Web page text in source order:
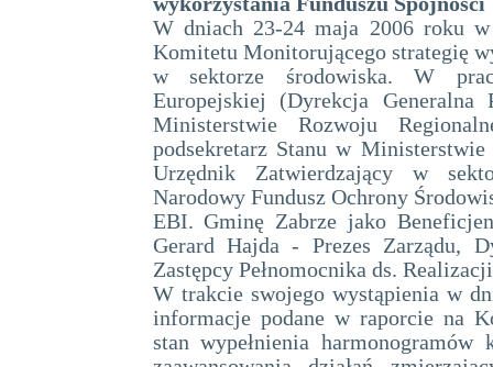
W dniach 23-24 maja 2006 roku w
Komitetu Monitorującego strategię
w sektorze środowiska. W
Europejskiej (Dyrekcja
Ministerstwie Rozwoju
podsekretarz Stanu w
Urzędnik Zatwierdzający w
Narodowy Fundusz Ochrony
EBI. Gminę Zabrze jako
Gerard Hajda - Prezes Zarządu,
Zastępcy Pełnomocnika ds.
W trakcie swojego wystąpienia w
informacje podane w raporcie na
stan wypełnienia